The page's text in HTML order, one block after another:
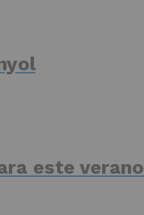
este verano